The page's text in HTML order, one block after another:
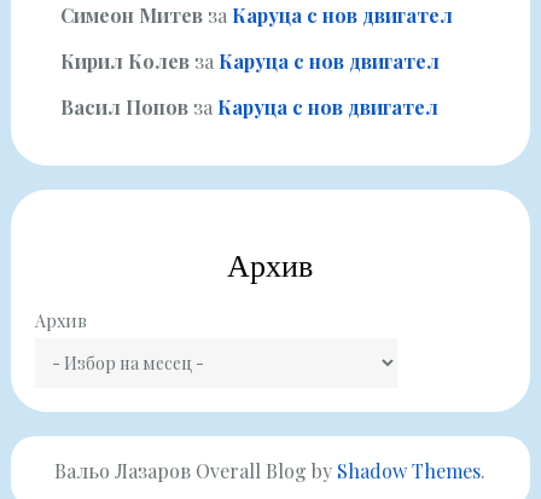
Симеон Митевза Каруца с нов двигател
Кирил Колевза Каруца с нов двигател
Васил Поповза Каруца с нов двигател
Архив
Архив
Вальо Лазаров Overall Blog by Shadow Themes.